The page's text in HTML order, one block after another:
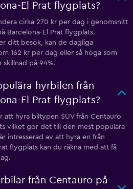
El Prat flygplats?
cirka 270 kr per dag i genomsnitt
Barcelona-El Prat flygplats.
ditt besök, kan de dagliga
162 kr per dag eller så höga som
på 94%.
hyrbilen från
El Prat flygplats?
att hyra biltypen SUV från Centauro
vilket gör det till den mest populära
intresserad av att hyra en från
flygplats kan du räkna med att få
från Centauro på